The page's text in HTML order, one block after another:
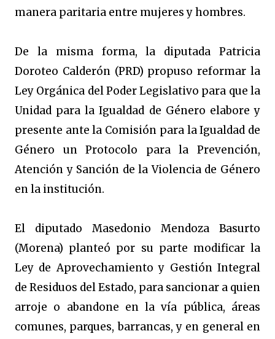
manera paritaria entre mujeres y hombres.
De la misma forma, la diputada Patricia
Doroteo Calderón (PRD) propuso reformar la
Ley Orgánica del Poder Legislativo para que la
Unidad para la Igualdad de Género elabore y
presente ante la Comisión para la Igualdad de
Género un Protocolo para la Prevención,
Atención y Sanción de la Violencia de Género
en la institución.
El diputado Masedonio Mendoza Basurto
(Morena) planteó por su parte modificar la
Ley de Aprovechamiento y Gestión Integral
de Residuos del Estado, para sancionar a quien
arroje o abandone en la vía pública, áreas
comunes, parques, barrancas, y en general en